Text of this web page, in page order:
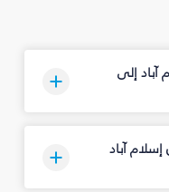
آباد إلى
آباد